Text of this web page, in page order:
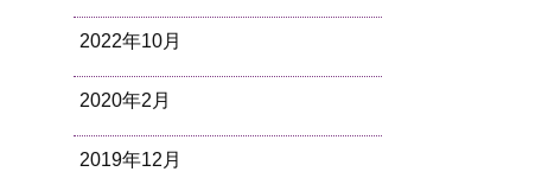
2022年10月
2020年2月
2019年12月